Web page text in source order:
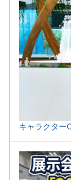
キャラクター